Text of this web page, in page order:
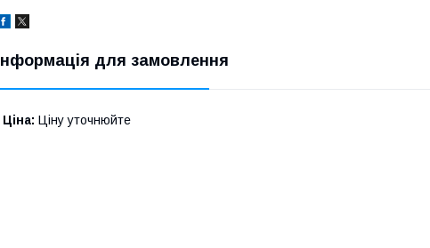
Інформація для замовлення
Ціна: Ціну уточнюйте